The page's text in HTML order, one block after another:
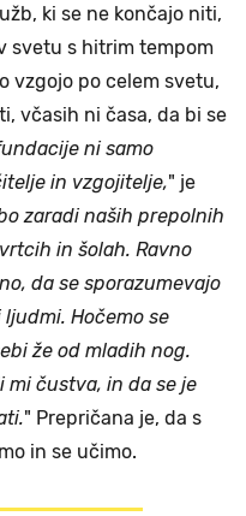
ki se ne končajo niti,
svetu s hitrim tempom
vzgojo po celem svetu,
včasih ni časa, da bi se
ni samo
in vzgojitelje," je
zaradi naših prepolnih
in šolah. Ravno
da se sporazumevajo
Hočemo se
že od mladih nog.
mi čustva, in da se je
" Prepričana je, da s
in se učimo.